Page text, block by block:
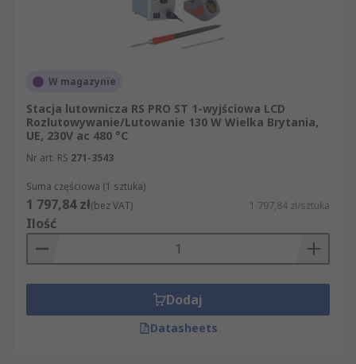
W magazynie
Stacja lutownicza RS PRO ST 1-wyjściowa LCD
Rozlutowywanie/Lutowanie 130 W Wielka Brytania,
UE, 230V ac 480 °C
Nr art. RS 271-3543
Suma częściowa (1 sztuka)
1 797,84 zł(bez VAT) 1 797,84 zł/sztuka
Ilość
Dodaj
Datasheets